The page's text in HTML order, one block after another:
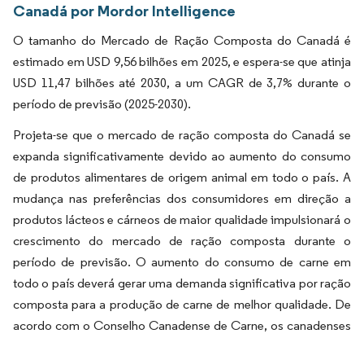
Canadá por Mordor Intelligence
O tamanho do Mercado de Ração Composta do Canadá é
estimado em USD 9,56 bilhões em 2025, e espera-se que atinja
USD 11,47 bilhões até 2030, a um CAGR de 3,7% durante o
período de previsão (2025-2030).
Projeta-se que o mercado de ração composta do Canadá se
expanda significativamente devido ao aumento do consumo
de produtos alimentares de origem animal em todo o país. A
mudança nas preferências dos consumidores em direção a
produtos lácteos e cárneos de maior qualidade impulsionará o
crescimento do mercado de ração composta durante o
período de previsão. O aumento do consumo de carne em
todo o país deverá gerar uma demanda significativa por ração
composta para a produção de carne de melhor qualidade. De
acordo com o Conselho Canadense de Carne, os canadenses